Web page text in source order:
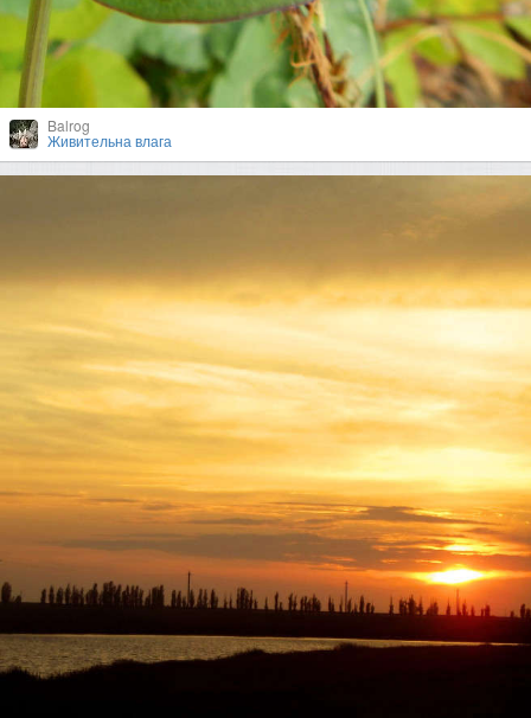
Balrog
Живительна влага